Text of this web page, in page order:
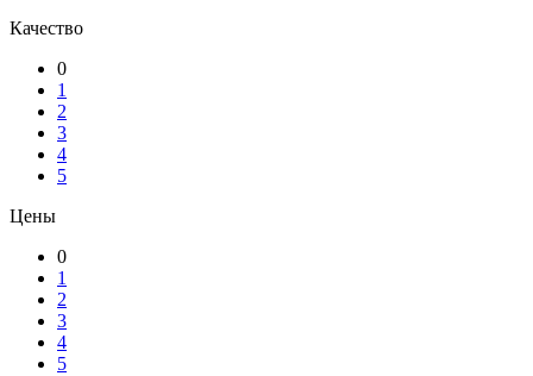
Качество
0
1
2
3
4
5
Цены
0
1
2
3
4
5